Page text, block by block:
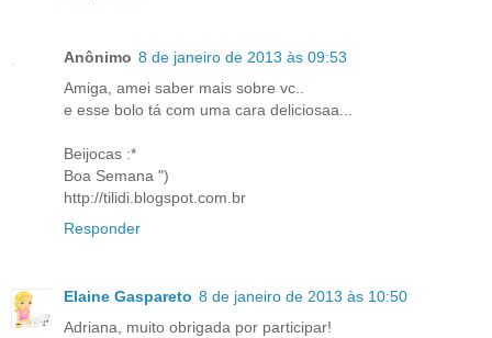
Anônimo 8 de janeiro de 2013 às 09:53
Amiga, amei saber mais sobre vc..
e esse bolo tá com uma cara deliciosaa...
Beijocas :*
Boa Semana ")
http://tilidi.blogspot.com.br
Responder
Elaine Gaspareto 8 de janeiro de 2013 às 10:50
Adriana, muito obrigada por participar!